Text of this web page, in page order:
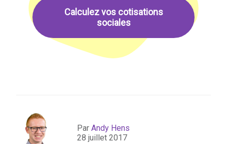
Calculez vos cotisations
sociales
Par Andy Hens
28 juillet 2017